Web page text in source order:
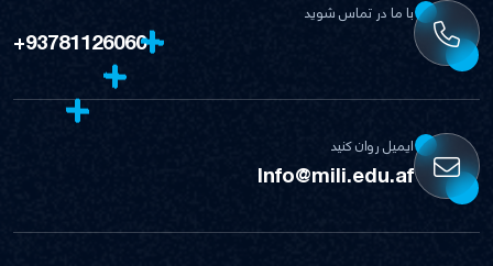
با ما در تماس شوید
+93781126060
ایمیل روان کنید
Info@mili.edu.af